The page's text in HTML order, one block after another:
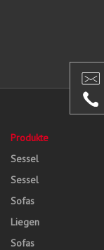
Produkte
Sessel
Sessel
Sofas
Liegen
Sofas